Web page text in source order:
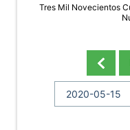
Tres Mil Novecientos